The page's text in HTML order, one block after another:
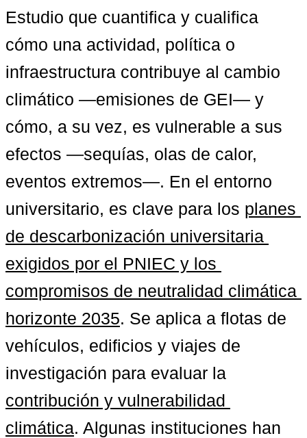
Estudio que cuantifica y cualifica
cómo una actividad, política o
infraestructura contribuye al cambio
climático —emisiones de GEI— y
cómo, a su vez, es vulnerable a sus
efectos —sequías, olas de calor,
eventos extremos—. En el entorno
universitario, es clave para los planes
de descarbonización universitaria
exigidos por el PNIEC y los
compromisos de neutralidad climática
horizonte 2035. Se aplica a flotas de
vehículos, edificios y viajes de
contribución y vulnerabilidad
climática. Algunas instituciones han